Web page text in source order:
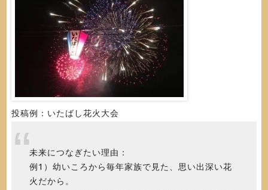
投稿例：いたばし花火大会
未来につなぎたい理由：
例1）幼いころから毎年家族で見た、思い出深い花
火だから。